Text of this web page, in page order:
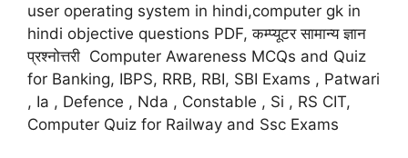
user operating system in hindi,computer gk in
hindi objective questions PDF, कम्प्यूटर सामान्य ज्ञान
प्रश्नोत्तरी Computer Awareness MCQs and Quiz
for Banking, IBPS, RRB, RBI, SBI Exams , Patwari
, Ia , Defence , Nda , Constable , Si , RS CIT,
Computer Quiz for Railway and Ssc Exams